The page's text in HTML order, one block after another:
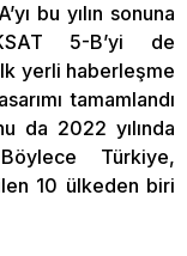
bu yılın sonuna
5-B’yi de
yerli haberleşme
tamamlandı
da 2022 yılında
Türkiye,
10 ülkeden biri